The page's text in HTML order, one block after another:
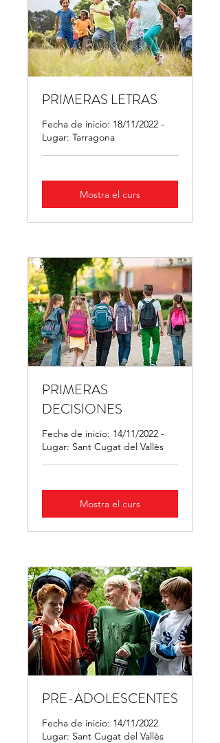
PRIMERAS LETRAS
Fecha de inicio: 18/11/2022 -
Lugar: Tarragona
Mostra el curs
PRIMERAS
DECISIONES
Fecha de inicio: 14/11/2022 -
Lugar: Sant Cugat del Vallès
Mostra el curs
PRE-ADOLESCENTES
Fecha de inicio: 14/11/2022
Lugar: Sant Cugat del Vallès